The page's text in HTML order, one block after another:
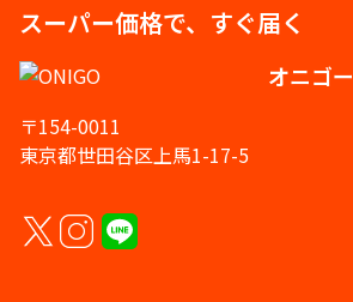
スーパー価格で、すぐ届く
オニゴー
〒154-0011
東京都世田谷区上馬1-17-5